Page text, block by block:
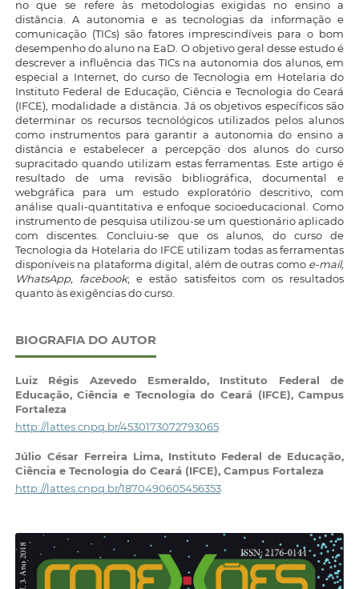
no que se refere às metodologias exigidas no ensino a
distância. A autonomia e as tecnologias da informação e
comunicação (TICs) são fatores imprescindíveis para o bom
desempenho do aluno na EaD. O objetivo geral desse estudo é
descrever a influência das TICs na autonomia dos alunos, em
especial a Internet, do curso de Tecnologia em Hotelaria do
Instituto Federal de Educação, Ciência e Tecnologia do Ceará
(IFCE), modalidade a distância. Já os objetivos específicos são
determinar os recursos tecnológicos utilizados pelos alunos
como instrumentos para garantir a autonomia do ensino a
distância e estabelecer a percepção dos alunos do curso
supracitado quando utilizam estas ferramentas. Este artigo é
resultado de uma revisão bibliográfica, documental e
webgráfica para um estudo exploratório descritivo, com
análise quali-quantitativa e enfoque socioeducacional. Como
instrumento de pesquisa utilizou-se um questionário aplicado
com discentes. Concluiu-se que os alunos, do curso de
Tecnologia da Hotelaria do IFCE utilizam todas as ferramentas
disponíveis na plataforma digital, além de outras como e-mail,
WhatsApp, facebook; e estão satisfeitos com os resultados
quanto às exigências do curso.
BIOGRAFIA DO AUTOR
Luiz Régis Azevedo Esmeraldo, Instituto Federal de
Educação, Ciência e Tecnologia do Ceará (IFCE), Campus
Fortaleza
http://lattes.cnpq.br/4530173072793065
Júlio César Ferreira Lima, Instituto Federal de Educação,
Ciência e Tecnologia do Ceará (IFCE), Campus Fortaleza
http://lattes.cnpq.br/1870490605456353